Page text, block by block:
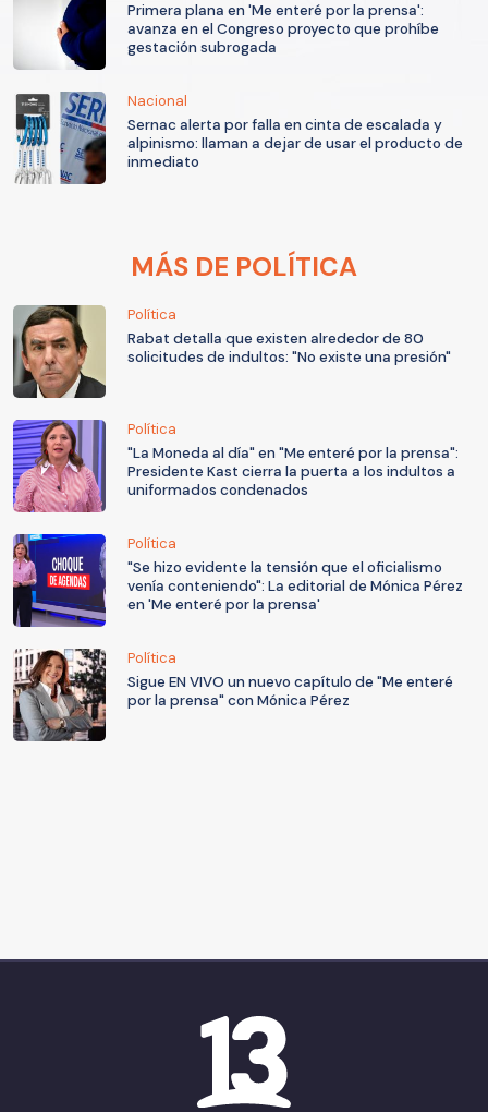
Primera plana en 'Me enteré por la prensa':
avanza en el Congreso proyecto que prohíbe
gestación subrogada
Nacional
Sernac alerta por falla en cinta de escalada y
alpinismo: llaman a dejar de usar el producto de
inmediato
MÁS DE POLÍTICA
Política
Rabat detalla que existen alrededor de 80
solicitudes de indultos: "No existe una presión"
Política
"La Moneda al día" en "Me enteré por la prensa":
Presidente Kast cierra la puerta a los indultos a
uniformados condenados
Política
"Se hizo evidente la tensión que el oficialismo
venía conteniendo": La editorial de Mónica Pérez
en 'Me enteré por la prensa'
Política
Sigue EN VIVO un nuevo capítulo de "Me enteré
por la prensa" con Mónica Pérez